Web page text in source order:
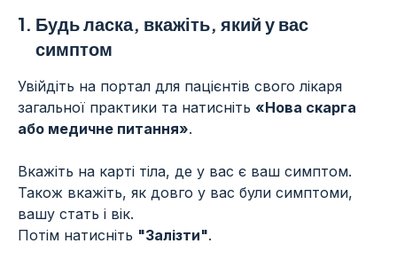
1. Будь ласка, вкажіть, який у вас
симптом
Увійдіть на портал для пацієнтів свого лікаря
загальної практики та натисніть «Нова скарга
або медичне питання».
Вкажіть на карті тіла, де у вас є ваш симптом.
Також вкажіть, як довго у вас були симптоми,
вашу стать і вік.
Потім натисніть "Залізти".